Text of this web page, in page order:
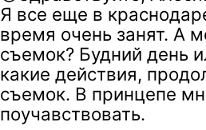
Я все еще в
время очень занят. А
съемок? Будний день
какие действия,
съемок. В принцепе
поучавствовать.